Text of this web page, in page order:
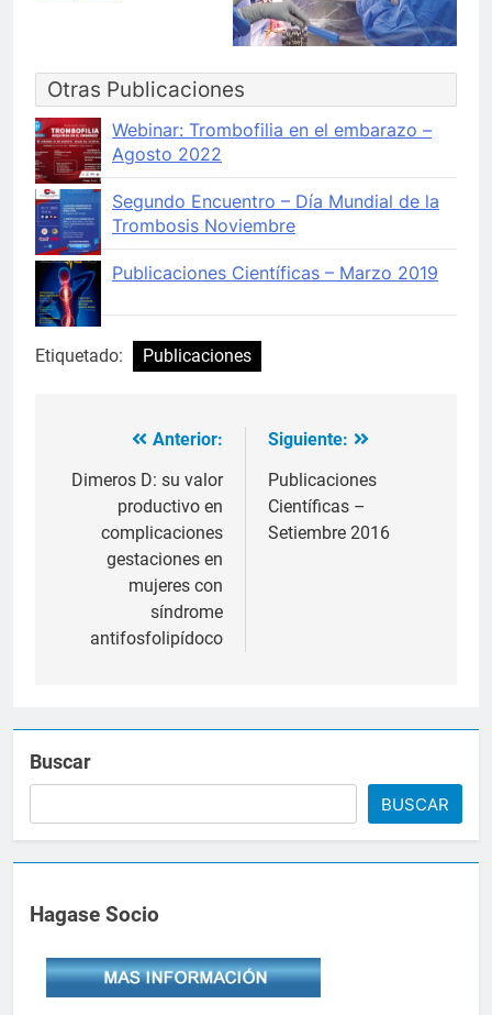
Otras Publicaciones
Webinar: Trombofilia en el embarazo –
Agosto 2022
Segundo Encuentro – Día Mundial de la
Trombosis Noviembre
Publicaciones Científicas – Marzo 2019
Etiquetado: Publicaciones
Navegación
de
entradas
Anterior:
Dimeros D: su valor
productivo en
complicaciones
gestaciones en
mujeres con
síndrome
antifosfolipídoco
Siguiente:
Publicaciones
Científicas –
Setiembre 2016
Buscar
BUSCAR
Hagase Socio